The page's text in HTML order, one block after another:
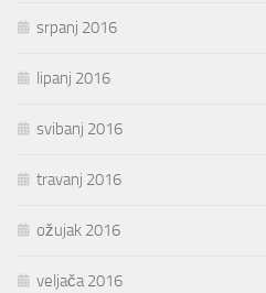
srpanj 2016
lipanj 2016
svibanj 2016
travanj 2016
ožujak 2016
veljača 2016